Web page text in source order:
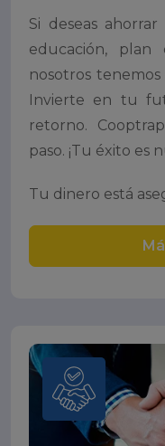
Si deseas
educación, plan
nosotros
Invierte en tu
retorno.
paso. ¡Tu éxito es
Tu dinero está